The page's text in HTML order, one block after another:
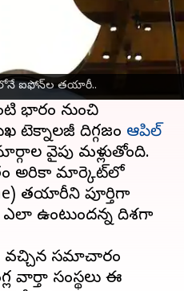
ఐఫోన్‌ల తయారీ..
సుంకాల విధానాలు
యుద్ధానికి దారి
భారం నుంచి
టెక్నాలజీ దిగ్గజం ఆపిల్
వైపు మళ్లుతోంది.
అమెరికా మార్కెట్‌లో
తయారీని పూర్తిగా
ఉంటుందన్న దిశగా
వచ్చిన సమాచారం
వార్తా సంస్థలు ఈ